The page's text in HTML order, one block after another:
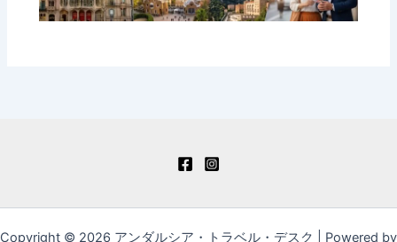
Copyright © 2026 アンダルシア・トラベル・デスク | Powered by